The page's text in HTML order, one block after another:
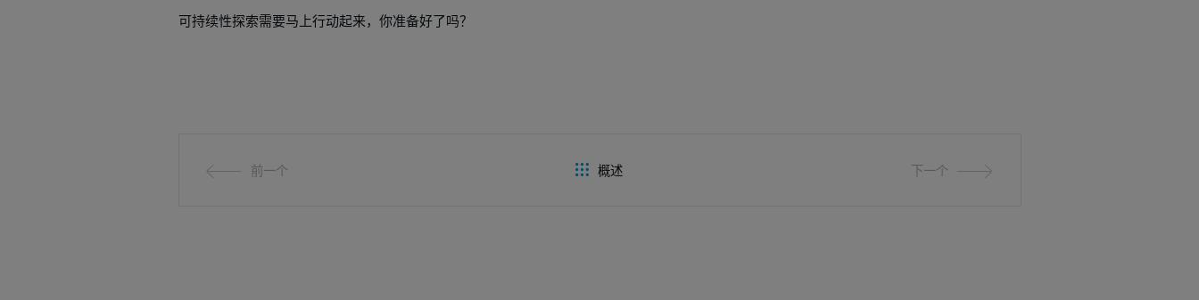
可持续性探索需要马上行动起来，你准备好了吗？
前一个 概述 下一个